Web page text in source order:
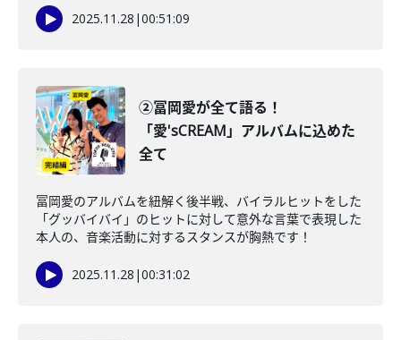
2025.11.28 |00:51:09
②冨岡愛が全て語る！
「愛'sCREAM」アルバムに込めた
全て
冨岡愛のアルバムを紐解く後半戦、バイラルヒットをした
「グッバイバイ」のヒットに対して意外な言葉で表現した
本人の、音楽活動に対するスタンスが胸熱です！
2025.11.28 |00:31:02